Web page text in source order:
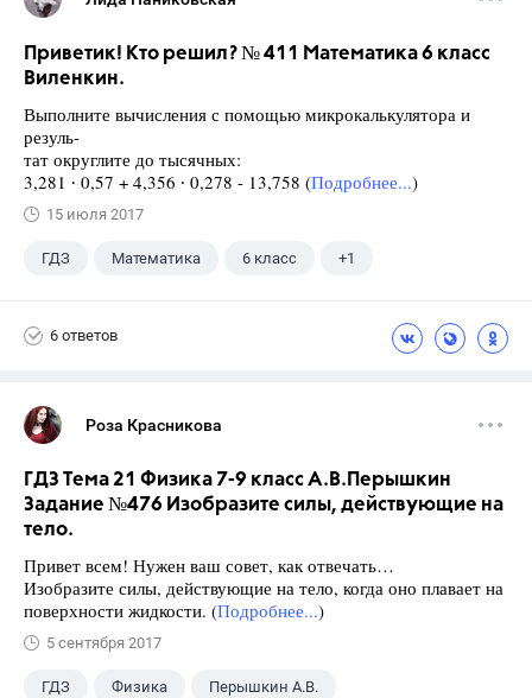
Приветик! Кто решил? № 411 Математика 6 класс
Виленкин.
Выполните вычисления с помощью микрокалькулятора и
резуль-
тат округлите до тысячных:
3,281 ∙ 0,57 + 4,356 ∙ 0,278 - 13,758 (Подробнее...)
15 июля 2017
ГДЗ Математика 6 класс +1
6 ответов
Роза Красникова
ГДЗ Тема 21 Физика 7-9 класс А.В.Перышкин
Задание №476 Изобразите силы, действующие на
тело.
Привет всем! Нужен ваш совет, как отвечать…
Изобразите силы, действующие на тело, когда оно плавает на
поверхности жидкости. (Подробнее...)
5 сентября 2017
ГДЗ Физика Перышкин А.В.